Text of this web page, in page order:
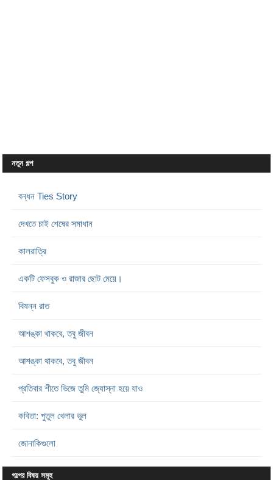
নতুন গল্প
বন্ধন Ties Story
দেখতে চাই শেষের সমাধান
কালরাত্রি
একটি ফেসবুক ও রাজার ছোট মেয়ে।
বিষন্ন রাত
আশঙ্কা থাকবে, তবু জীবন
আশঙ্কা থাকবে, তবু জীবন
প্রতিবার শীতে ভিজে তুমি জ্যোস্না হয়ে যাও
কবিতা: পুতুল খেলার ভুল
জোনাকিগুলো
গল্পের বিষয় সমূহ